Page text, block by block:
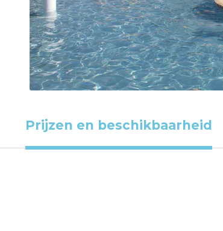
Prijzen en beschikbaarheid